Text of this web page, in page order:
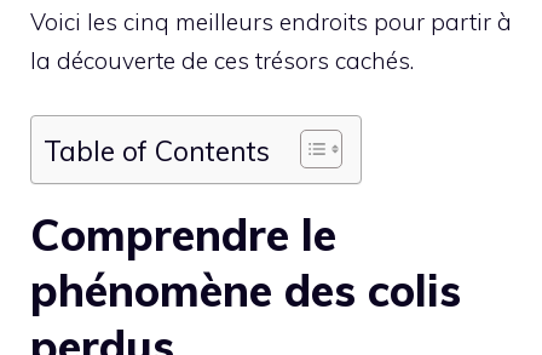
Voici les cinq meilleurs endroits pour partir à
la découverte de ces trésors cachés.
Table of Contents
Comprendre le
phénomène des colis